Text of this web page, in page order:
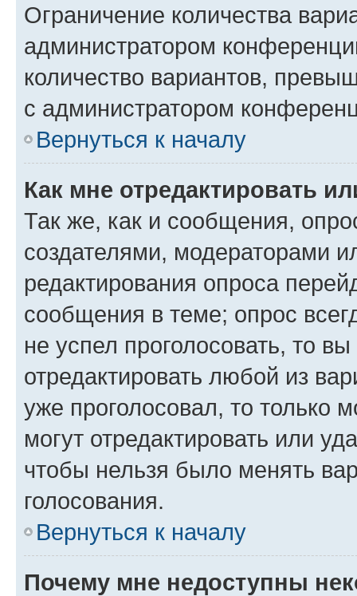
Ограничение количества
администратором
количество вариантов,
с администратором
Вернуться к началу
Как мне отредактировать
Так же, как и сообщения,
создателями, модераторами
редактирования опроса
сообщения в теме; опрос
не успел проголосовать, то
отредактировать любой из
уже проголосовал, то только
могут отредактировать или
чтобы нельзя было менять
голосования.
Вернуться к началу
Почему мне недоступны